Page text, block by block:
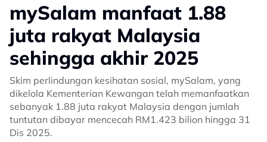
mySalam manfaat 1.88
juta rakyat Malaysia
sehingga akhir 2025
Skim perlindungan kesihatan sosial, mySalam, yang
dikelola Kementerian Kewangan telah memanfaatkan
sebanyak 1.88 juta rakyat Malaysia dengan jumlah
tuntutan dibayar mencecah RM1.423 bilion hingga 31
Dis 2025.